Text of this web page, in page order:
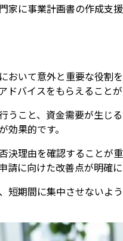
家に事業計画書の作成支
おいて意外と重要な役割
ドバイスをもらえること
うこと、資金需要が生じ
果的です。
決理由を確認することが
請に向けた改善点が明確
短期間に集中させないよ